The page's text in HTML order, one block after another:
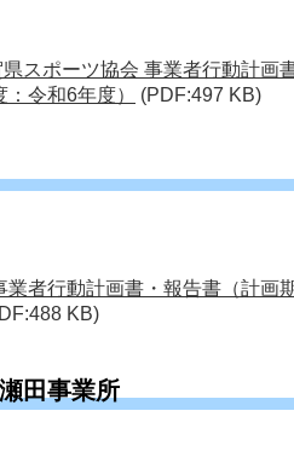
スポーツ協会 事業者行動計画
令和6年度）
(PDF:497 KB)
業者行動計画書・報告書（計画
KB)
田事業所